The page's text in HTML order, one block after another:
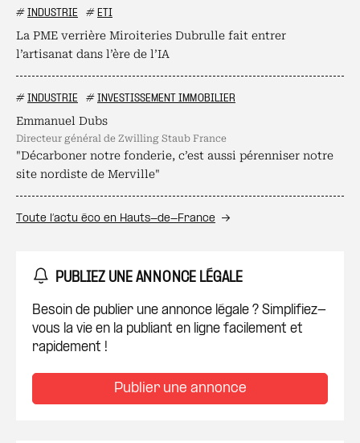
# INDUSTRIE # ETI
La PME verrière Miroiteries Dubrulle fait entrer
l’artisanat dans l’ère de l’IA
# INDUSTRIE # INVESTISSEMENT IMMOBILIER
Emmanuel Dubs
directeur général de Zwilling Staub France
"Décarboner notre fonderie, c’est aussi pérenniser notre
site nordiste de Merville"
Toute l’actu éco en Hauts-de-France
PUBLIEZ UNE ANNONCE LÉGALE
Besoin de publier une annonce légale ? Simplifiez-
vous la vie en la publiant en ligne facilement et
rapidement !
Publier une annonce